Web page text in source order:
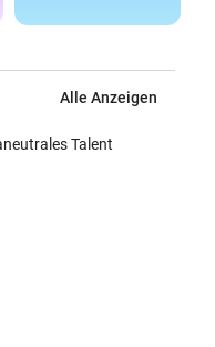
Alle Anzeigen